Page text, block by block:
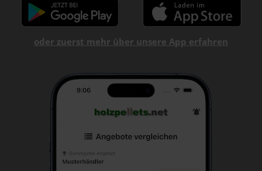
oder zuerst mehr über unsere App erfahren